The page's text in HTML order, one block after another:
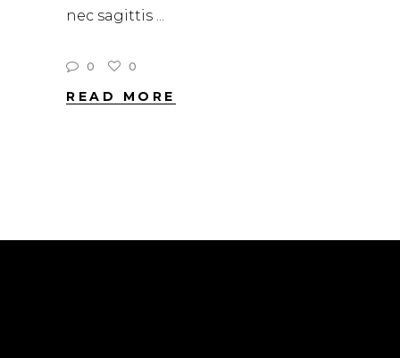
nec sagittis
0 0
READ MORE